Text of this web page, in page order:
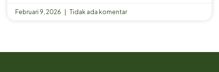
Februari 9, 2026 Tidak ada komentar